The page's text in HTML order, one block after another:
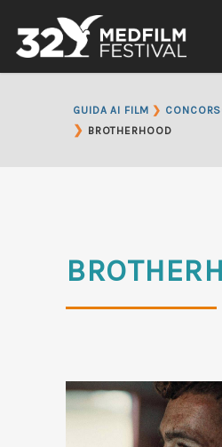
GUIDA AI FILM ❯
❯ BROTHERHOOD